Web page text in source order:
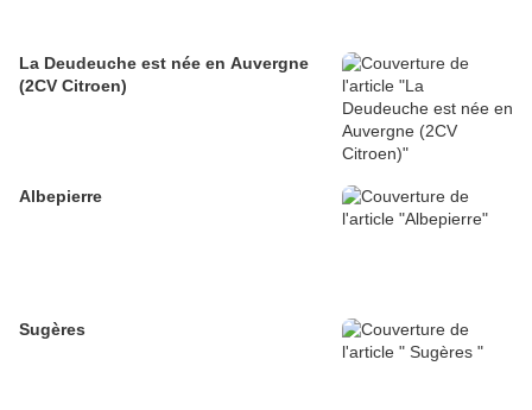
La Deudeuche est née en Auvergne
(2CV Citroen)
Albepierre
Sugères